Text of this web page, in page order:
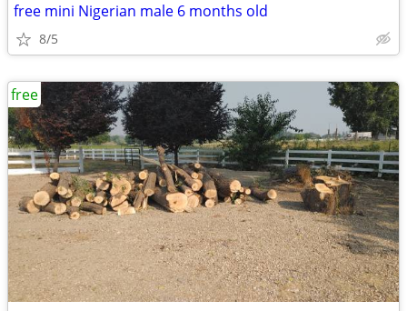
free mini Nigerian male 6 months old
8/5
free